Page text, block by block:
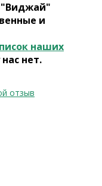
"Виджай"
и
наших
нет.
отзыв